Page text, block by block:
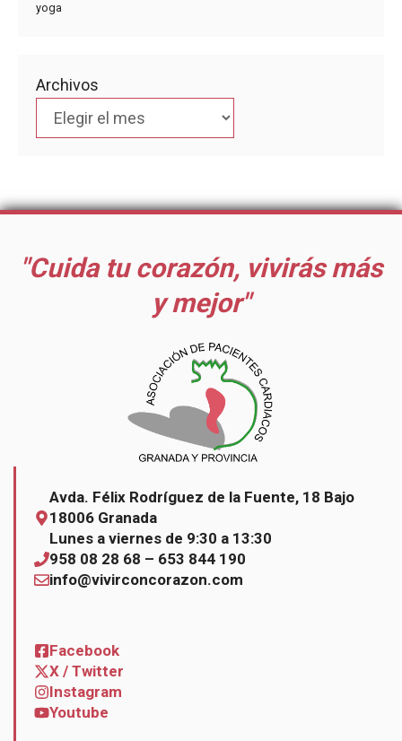
yoga
Archivos
"Cuida tu corazón, vivirás más
y mejor"
Avda. Félix Rodríguez de la Fuente, 18 Bajo
18006 Granada
Lunes a viernes de 9:30 a 13:30
958 08 28 68 – 653 844 190
info@vivirconcorazon.com
Facebook
X / Twitter
Instagram
Youtube